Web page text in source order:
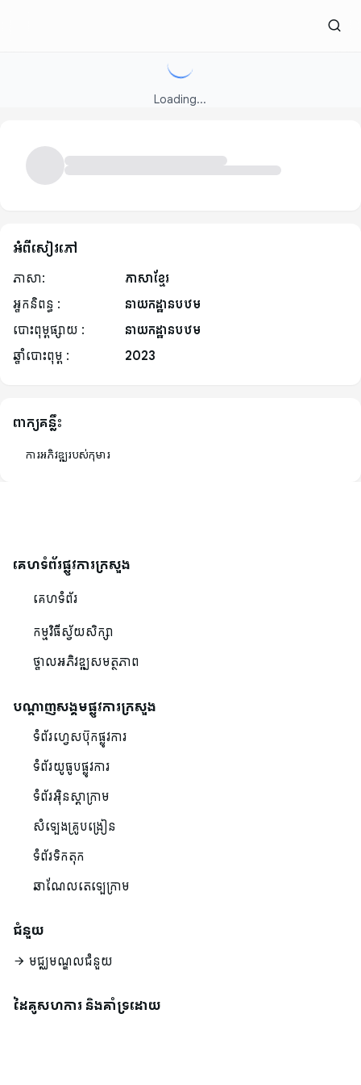
Loading...
អំពីសៀវភៅ
ភាសា:
ភាសាខ្មែរ
អ្នកនិពន្ធ :
នាយកដ្ឋានបឋម
បោះពុម្ពផ្សាយ :
នាយកដ្ឋានបឋម
ឆ្នាំបោះពុម្ព :
2023
ពាក្យគន្លឹះ
ការអភិវឌ្ឍរបស់កុមារ
គេហទំព័រផ្លូវការក្រសួង
គេហទំព័រ
កម្មវិធីស្វ័យសិក្សា
ថ្នាលអភិវឌ្ឍសមត្ថភាព
បណ្ដាញសង្គមផ្លូវការក្រសួង
ទំព័រហ្វេសប៊ុកផ្លូវការ
ទំព័រយូធូបផ្លូវការ
ទំព័រអ៊ិនស្តាក្រាម
សំឡេងគ្រូបង្រៀន
ទំព័រទិកតុក
ឆាណែលតេឡេក្រាម
ជំនួយ
មជ្ឈមណ្ឌលជំនួយ
ដៃគូសហការ និងគាំទ្រដោយ